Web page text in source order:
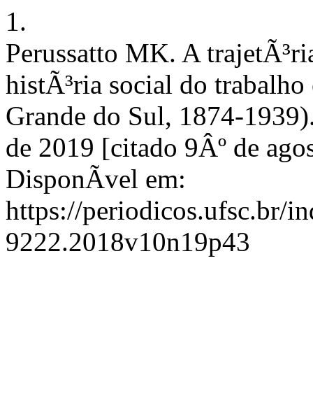
1.
Perussatto MK. A
histÃ³ria social do
Grande do Sul, 1874-
de 2019 [citado 9Âº de
DisponÃ­vel em:
https://periodicos.ufsc.br/
9222.2018v10n19p43